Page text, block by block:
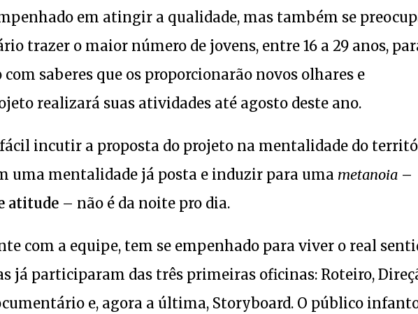
em atingir a qualidade, mas também se
trazer o maior número de jovens, entre 16 a 29 anos,
saberes que os proporcionarão novos olhares e
realizará suas atividades até agosto deste ano.
fácil incutir a proposta do projeto na mentalidade do
uma mentalidade já posta e induzir para uma metanoia –
atitude – não é da noite pro dia.
com a equipe, tem se empenhado para viver o real
já participaram das três primeiras oficinas: Roteiro,
e, agora a última, Storyboard. O público